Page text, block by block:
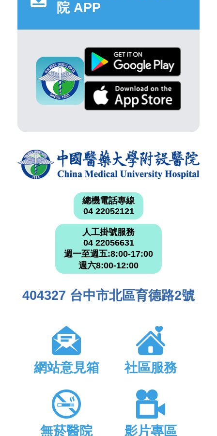
院 APP
總機電話專線
04 22052121
人工掛號服務
04 22056631
週一至週五:8:00-17:00
週六8:00-12:00
404327 台中市北區育德路2號
網站意見箱 社區服務
無菸醫院 影片專區